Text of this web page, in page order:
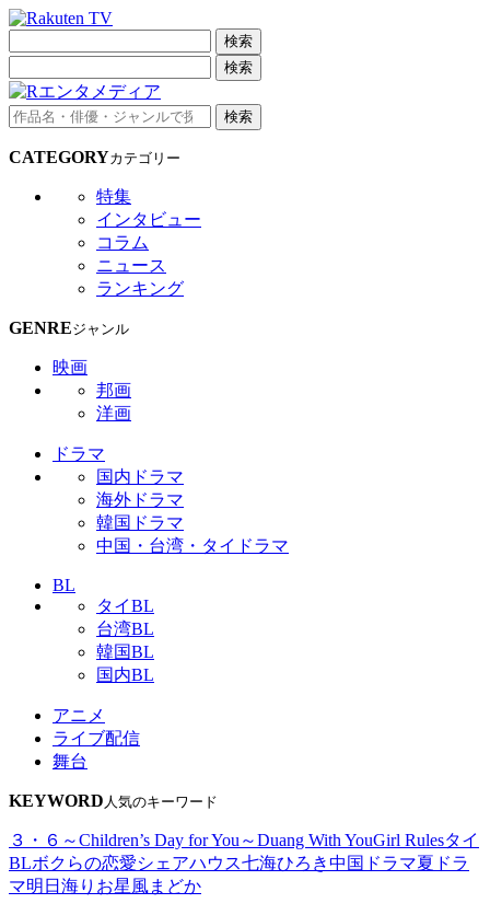
検索
検索
検索
CATEGORYカテゴリー
特集
インタビュー
コラム
ニュース
ランキング
GENREジャンル
映画
邦画
洋画
ドラマ
国内ドラマ
海外ドラマ
韓国ドラマ
中国・台湾・タイドラマ
BL
タイBL
台湾BL
韓国BL
国内BL
アニメ
ライブ配信
舞台
KEYWORD 人気のキーワード
３・６～Children’s Day for You～Duang With YouGirl Rulesタイ
BLボクらの恋愛シェアハウス七海ひろき中国ドラマ夏ドラ
マ明日海りお星風まどか